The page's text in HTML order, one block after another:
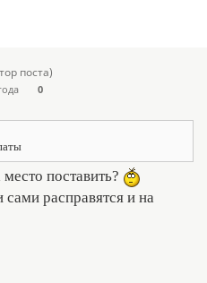
поста)
0
поставить?
сами расправятся и на